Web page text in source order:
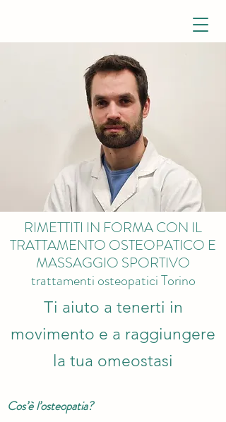
RIMETTITI IN FORMA CON IL
TRATTAMENTO OSTEOPATICO E
MASSAGGIO SPORTIVO
trattamenti osteopatici Torino
Ti aiuto a tenerti in
movimento e a raggiungere
la tua omeostasi
Cos’è l’osteopatia?